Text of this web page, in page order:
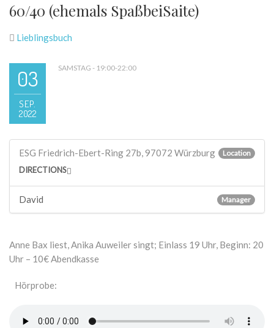
60/40 (ehemals SpaßbeiSaite)
Lieblingsbuch
03
SEP.
2022
SAMSTAG - 19:00-22:00
ESG Friedrich-Ebert-Ring 27b, 97072 Würzburg Location
DIRECTIONS
David Manager
Anne Bax liest, Anika Auweiler singt; Einlass 19 Uhr, Beginn: 20
Uhr – 10€ Abendkasse
Hörprobe: